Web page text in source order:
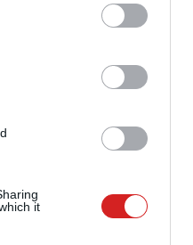
it
ZÖLD PÁLYA